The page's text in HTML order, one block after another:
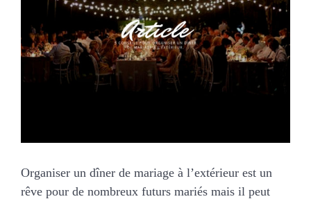
NOS ACTIVITES
Organiser un dîner de mariage à l’extérieur est un
rêve pour de nombreux futurs mariés mais il peut